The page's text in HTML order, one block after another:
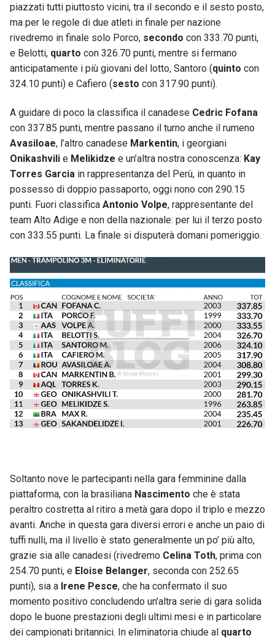
piazzati tutti piuttosto vicini, tra il secondo e il sesto posto,
ma per le regole di due atleti in finale per nazione
rivedremo in finale solo Porco, secondo con 333.70 punti,
e Belotti, quarto con 326.70 punti, mentre si fermano
anticipatamente i più giovani del lotto, Santoro (quinto con
324.10 punti) e Cafiero (sesto con 317.90 punti).
A guidare di poco la classifica il canadese Cedric Fofana
con 337.85 punti, mentre passano il turno anche il rumeno
Avasiloae, l’altro canadese Markentin, i georgiani
Onikashvili e Melikidze e un’altra nostra conoscenza: Kay
Torres Garcia in rappresentanza del Perù, in quanto in
possesso di doppio passaporto, oggi nono con 290.15
punti. Fuori classifica Antonio Volpe, rappresentante del
team Alto Adige e non della nazionale: per lui il terzo posto
con 333.55 punti. La finale si disputerà domani pomeriggio.
Soltanto nove le partecipanti nella gara femminine dalla
piattaforma, con la brasiliana Nascimento che è stata
peraltro costretta al ritiro a metà gara dopo il triplo e mezzo
avanti. Anche in questa gara diversi errori e anche un paio di
tuffi nulli, ma il livello è stato generalmente un po’ più alto,
grazie sia alle canadesi (rivedremo Celina Toth, prima con
254.70 punti, e Eloise Belanger, seconda con 252.65
punti), sia a Irene Pesce, che ha confermato il suo
momento positivo concludendo un’altra serie di gara solida
dopo le buone prestazioni degli ultimi mesi e in particolare
dei campionati britannici. In eliminatoria chiude al quarto